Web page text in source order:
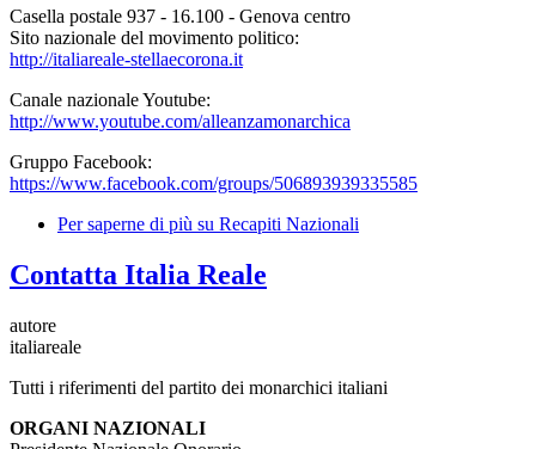
Casella postale 937 - 16.100 - Genova centro
Sito nazionale del movimento politico:
http://italiareale-stellaecorona.it
Canale nazionale Youtube:
http://www.youtube.com/alleanzamonarchica
Gruppo Facebook:
https://www.facebook.com/groups/506893939335585
Per saperne di più su Recapiti Nazionali
Contatta Italia Reale
autore
italiareale
Tutti i riferimenti del partito dei monarchici italiani
ORGANI NAZIONALI